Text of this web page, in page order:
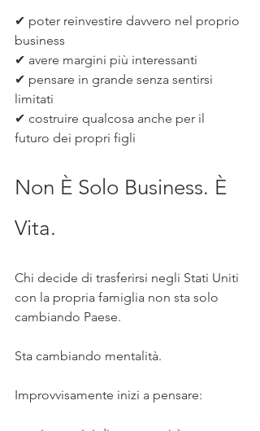
✔ poter reinvestire davvero nel proprio
business
✔ avere margini più interessanti
✔ pensare in grande senza sentirsi
limitati
✔ costruire qualcosa anche per il
futuro dei propri figli
Non È Solo Business. È
Vita.
Chi decide di trasferirsi negli Stati Uniti
con la propria famiglia non sta solo
cambiando Paese.
Sta cambiando mentalità.
Improvvisamente inizi a pensare: